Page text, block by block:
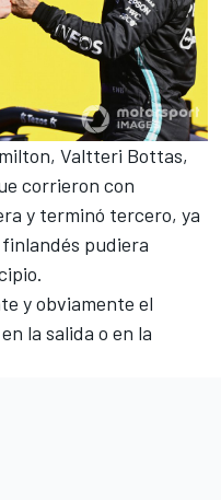
Valtteri Bottas,
corrieron con
y terminó tercero, ya
pudiera
y obviamente el
la salida o en la